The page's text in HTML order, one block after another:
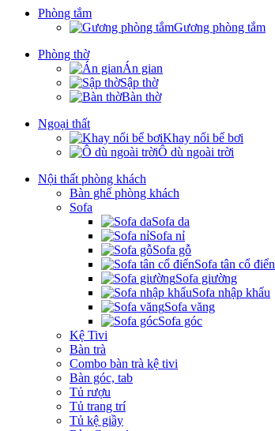
Phòng tắm
Gương phòng tắm
Phòng thờ
Án gian
Sập thờ
Bàn thờ
Ngoại thất
Khay nổi bể bơi
Ô dù ngoài trời
Nội thất phòng khách
Bàn ghế phòng khách
Sofa
Sofa da
Sofa nỉ
Sofa gỗ
Sofa tân cổ điển
Sofa giường
Sofa nhập khẩu
Sofa văng
Sofa góc
Kệ Tivi
Bàn trà
Combo bàn trà kệ tivi
Bàn góc, tab
Tủ rượu
Tủ trang trí
Tủ kệ giầy